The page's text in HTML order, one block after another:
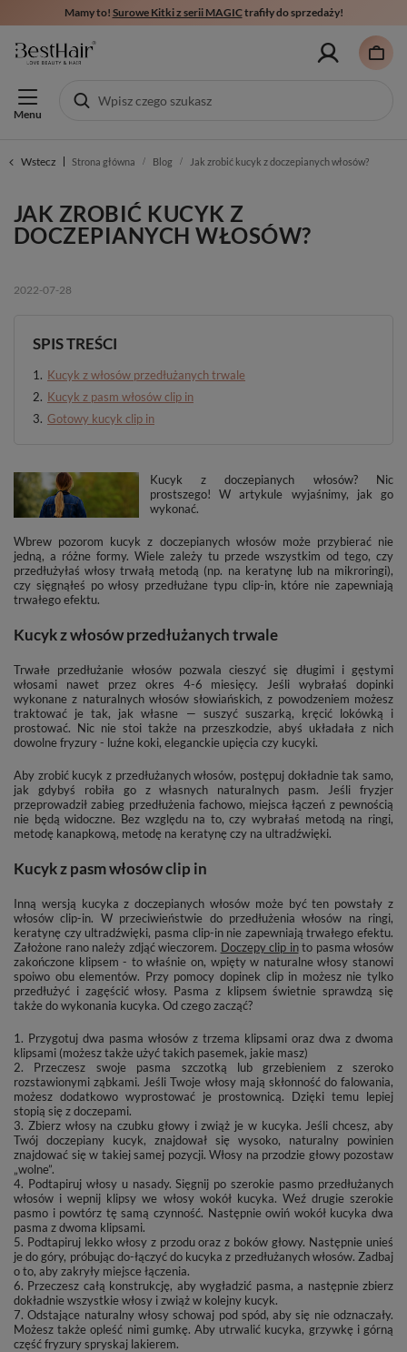
Mamy to! Surowe Kitki z serii MAGICtrafiły do sprzedaży!
Menu
Wstecz Strona główna Blog Jak zrobić kucyk z doczepianych włosów?
JAK ZROBIĆ KUCYK Z
DOCZEPIANYCH WŁOSÓW?
2022-07-28
SPIS TREŚCI
Kucyk z włosów przedłużanych trwale
Kucyk z pasm włosów clip in
Gotowy kucyk clip in
Kucyk z doczepianych włosów? Nic
prostszego! W artykule wyjaśnimy, jak go
wykonać.
Wbrew pozorom kucyk z doczepianych włosów może przybierać nie
jedną, a różne formy. Wiele zależy tu przede wszystkim od tego, czy
przedłużyłaś włosy trwałą metodą (np. na keratynę lub na mikroringi),
czy sięgnąłeś po włosy przedłużane typu clip-in, które nie zapewniają
trwałego efektu.
Kucyk z włosów przedłużanych trwale
Trwałe przedłużanie włosów pozwala cieszyć się długimi i gęstymi
włosami nawet przez okres 4-6 miesięcy. Jeśli wybrałaś dopinki
wykonane z naturalnych włosów słowiańskich, z powodzeniem możesz
traktować je tak, jak własne — suszyć suszarką, kręcić lokówką i
prostować. Nic nie stoi także na przeszkodzie, abyś układała z nich
dowolne fryzury - luźne koki, eleganckie upięcia czy kucyki.
Aby zrobić kucyk z przedłużanych włosów, postępuj dokładnie tak samo,
jak gdybyś robiła go z własnych naturalnych pasm. Jeśli fryzjer
przeprowadził zabieg przedłużenia fachowo, miejsca łączeń z pewnością
nie będą widoczne. Bez względu na to, czy wybrałaś metodą na ringi,
metodę kanapkową, metodę na keratynę czy na ultradźwięki.
Kucyk z pasm włosów clip in
Inną wersją kucyka z doczepianych włosów może być ten powstały z
włosów clip-in. W przeciwieństwie do przedłużenia włosów na ringi,
keratynę czy ultradźwięki, pasma clip-in nie zapewniają trwałego efektu.
Założone rano należy zdjąć wieczorem. Doczepy clip into pasma włosów
zakończone klipsem - to właśnie on, wpięty w naturalne włosy stanowi
spoiwo obu elementów. Przy pomocy dopinek clip in możesz nie tylko
przedłużyć i zagęścić włosy. Pasma z klipsem świetnie sprawdzą się
także do wykonania kucyka. Od czego zacząć?
1. Przygotuj dwa pasma włosów z trzema klipsami oraz dwa z dwoma
klipsami (możesz także użyć takich pasemek, jakie masz)
2. Przeczesz swoje pasma szczotką lub grzebieniem z szeroko
rozstawionymi ząbkami. Jeśli Twoje włosy mają skłonność do falowania,
możesz dodatkowo wyprostować je prostownicą. Dzięki temu lepiej
stopią się z doczepami.
3. Zbierz włosy na czubku głowy i zwiąż je w kucyka. Jeśli chcesz, aby
Twój doczepiany kucyk, znajdował się wysoko, naturalny powinien
znajdować się w takiej samej pozycji. Włosy na przodzie głowy pozostaw
„wolne”.
4. Podtapiruj włosy u nasady. Sięgnij po szerokie pasmo przedłużanych
włosów i wepnij klipsy we włosy wokół kucyka. Weź drugie szerokie
pasmo i powtórz tę samą czynność. Następnie owiń wokół kucyka dwa
pasma z dwoma klipsami.
5. Podtapiruj lekko włosy z przodu oraz z boków głowy. Następnie unieś
je do góry, próbując do-łączyć do kucyka z przedłużanych włosów. Zadbaj
o to, aby zakryły miejsce łączenia.
6. Przeczesz całą konstrukcję, aby wygładzić pasma, a następnie zbierz
dokładnie wszystkie włosy i zwiąż w kolejny kucyk.
7. Odstające naturalny włosy schowaj pod spód, aby się nie odznaczały.
Możesz także opleść nimi gumkę. Aby utrwalić kucyka, grzywkę i górną
część fryzury spryskaj lakierem.